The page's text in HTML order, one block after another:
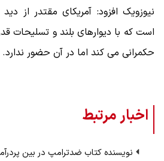
نیوزویک افزود: آمریکای مقتدر از
است که با دیوارهای بلند و تسلیحات
حکمرانی می کند اما در آن حضور ندارد.
اخبار مرتبط
نویسنده کتاب ضدترامپ در بین